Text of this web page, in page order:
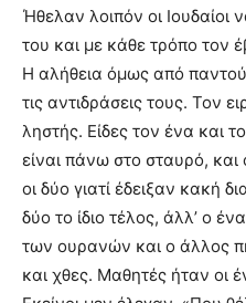
Ήθελαν λοιπόν οι
του και με κάθε τρόπο τον
Η αλήθεια όμως από
τις αντιδράσεις τους. Τον
ληστής. Είδες τον ένα και
είναι πάνω στο σταυρό, και
οι δύο γιατί έδειξαν κακή
δύο το ίδιο τέλος, άλλ’ ο
των ουρανών και ο άλλος
και χθες. Μαθητές ήταν οι